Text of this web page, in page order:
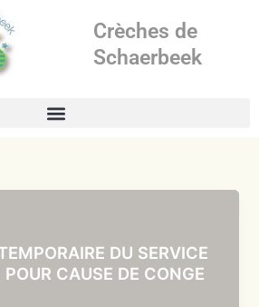
Crèches de
Schaerbeek
DU SERVICE
CAUSE DE CONGE